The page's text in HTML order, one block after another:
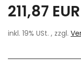
211,87 EUR
inkl. 19% USt. , zzgl.